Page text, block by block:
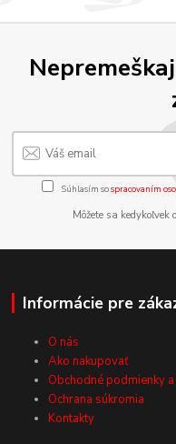
Súhlasím sospracovaním
Môžete sa
Informácie pre
O nás
Ako nakupovať
Obchodné podmienky
Ochrana súkromia
Kontakty